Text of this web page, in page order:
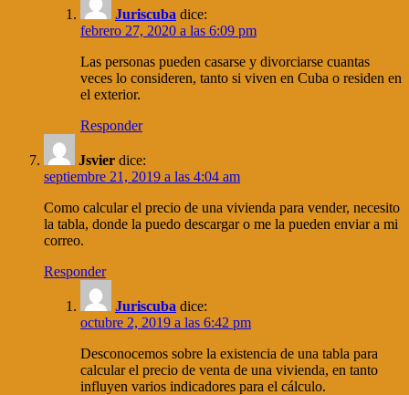
Juriscuba dice:
febrero 27, 2020 a las 6:09 pm
Las personas pueden casarse y divorciarse cuantas
veces lo consideren, tanto si viven en Cuba o residen en
el exterior.
Responder
Jsvier dice:
septiembre 21, 2019 a las 4:04 am
Como calcular el precio de una vivienda para vender, necesito
la tabla, donde la puedo descargar o me la pueden enviar a mi
correo.
Responder
Juriscuba dice:
octubre 2, 2019 a las 6:42 pm
Desconocemos sobre la existencia de una tabla para
calcular el precio de venta de una vivienda, en tanto
influyen varios indicadores para el cálculo.